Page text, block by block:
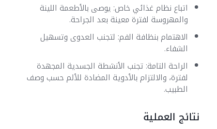
اتباع نظام غذائي خاص: يوصى بالأطعمة اللينة
والمهروسة لفترة معينة بعد الجراحة.
الاهتمام بنظافة الفم: لتجنب العدوى وتسهيل
الشفاء.
الراحة التامة: تجنب الأنشطة الجسدية المجهدة
لفترة، والالتزام بالأدوية المضادة للألم حسب وصف
الطبيب.
نتائج العملية